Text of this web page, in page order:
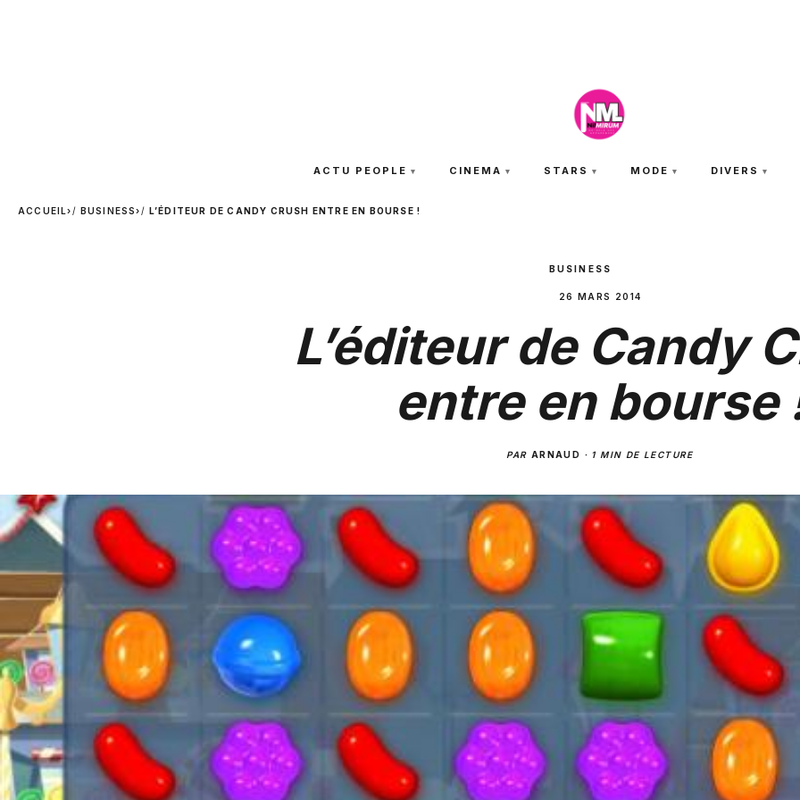
ACTU PEOPLE CINEMA STARS MODE DIVERS
ACCUEIL› BUSINESS› L’ÉDITEUR DE CANDY CRUSH ENTRE EN BOURSE !
BUSINESS
26 MARS 2014
L’éditeur de Candy
entre en bourse
PAR ARNAUD · 1 MIN DE LECTURE